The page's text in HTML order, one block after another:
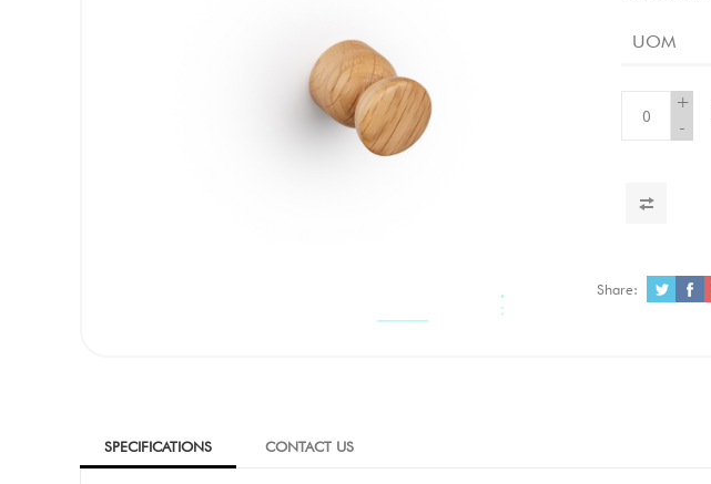
UOM
+
-
Share:
SPECIFICATIONS CONTACT US